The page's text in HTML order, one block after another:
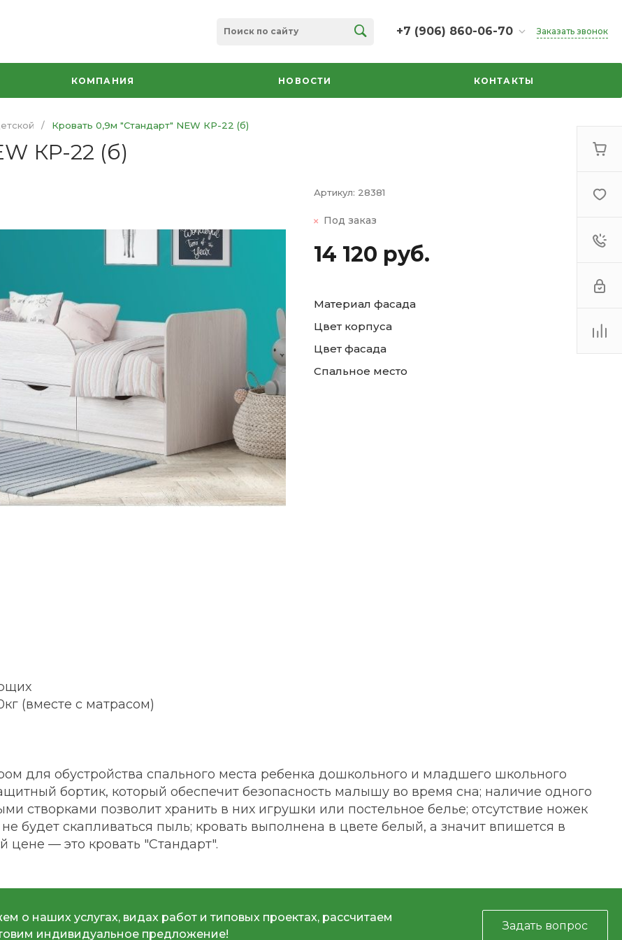
+7 (906) 860-06-70
+7 (906) 860-06-70
г. Челябинск, ТК Кольцо,
секция 35
Заказать звонок
КОМПАНИЯ НОВОСТИ КОНТАКТЫ
/ Кровать 0,9м "Стандарт" NEW КР-22 (б)
КР-22 (б)
Артикул: 28381
Под заказ
14 120 руб.
Материал фасада
Цвет корпуса
Цвет фасада
Спальное место
(вместе с матрасом)
для обустройства спального места ребенка дошкольного и младшего школьного
бортик, который обеспечит безопасность малышу во время сна; наличие одного
створками позволит хранить в них игрушки или постельное белье; отсутствие ножек
будет скапливаться пыль; кровать выполнена в цвете белый, а значит впишется в
— это кровать "Стандарт".
о наших услугах, видах работ и типовых проектах, рассчитаем
индивидуальное предложение!
Задать вопрос